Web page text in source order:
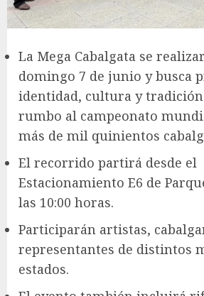
La Mega Cabalgata se
domingo 7 de junio y busca
identidad, cultura y
rumbo al campeonato
más de mil quinientos
El recorrido partirá desde el
Estacionamiento E6 de
las 10:00 horas.
Participarán artistas,
representantes de distintos
estados.